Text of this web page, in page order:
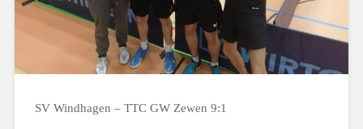
SV Windhagen – TTC GW Zewen 9:1